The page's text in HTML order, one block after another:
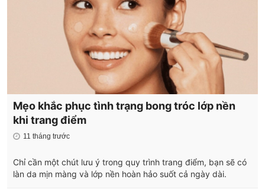
Mẹo khắc phục tình trạng bong tróc lớp nền
khi trang điểm
11 tháng trước
Chỉ cần một chút lưu ý trong quy trình trang điểm, bạn sẽ có
làn da mịn màng và lớp nền hoàn hảo suốt cả ngày dài.